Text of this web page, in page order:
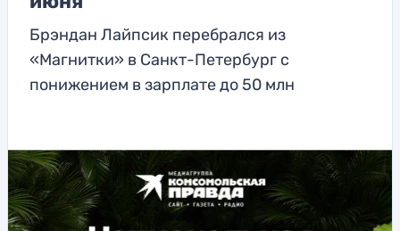
Брэндан Лайпсик перебрался из
«Магнитки» в Санкт-Петербург с
понижением в зарплате до 50 млн